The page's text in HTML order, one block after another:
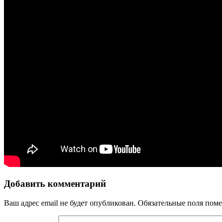
Добавить комментарий
Ваш адрес email не будет опубликован. Обязательные поля